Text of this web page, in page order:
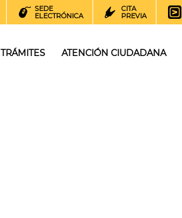
SEDE
ELECTRÓNICA
CITA
PREVIA
TRÁMITES ATENCIÓN CIUDADANA